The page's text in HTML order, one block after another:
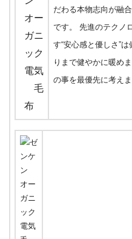
だわる本物志向が融
です。 先進のテクノ
す“安心感と優しさ”
りまで健やかに暖め
の事を最優先に考えま